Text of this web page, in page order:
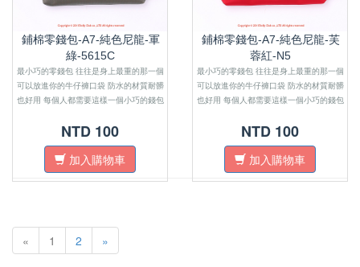
鋪棉零錢包-A7-純色尼龍-軍
綠-5615C
最小巧的零錢包 往往是身上最重的那一個
可以放進你的牛仔褲口袋 防水的材質耐髒
也好用 每個人都需要這樣一個小巧的錢包
NTD 100
加入購物車
鋪棉零錢包-A7-純色尼龍-芙
蓉紅-N5
最小巧的零錢包 往往是身上最重的那一個
可以放進你的牛仔褲口袋 防水的材質耐髒
也好用 每個人都需要這樣一個小巧的錢包
NTD 100
加入購物車
« 1 2 »